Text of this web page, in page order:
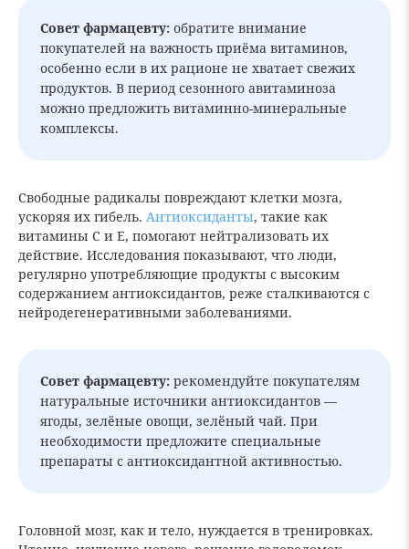
Совет фармацевту: обратите внимание
покупателей на важность приёма витаминов,
особенно если в их рационе не хватает свежих
продуктов. В период сезонного авитаминоза
можно предложить витаминно-минеральные
комплексы.
Свободные радикалы повреждают клетки мозга,
ускоряя их гибель. Антиоксиданты, такие как
витамины C и E, помогают нейтрализовать их
действие. Исследования показывают, что люди,
регулярно употребляющие продукты с высоким
содержанием антиоксидантов, реже сталкиваются с
нейродегенеративными заболеваниями.
Совет фармацевту: рекомендуйте покупателям
натуральные источники антиоксидантов —
ягоды, зелёные овощи, зелёный чай. При
необходимости предложите специальные
препараты с антиоксидантной активностью.
Головной мозг, как и тело, нуждается в тренировках.